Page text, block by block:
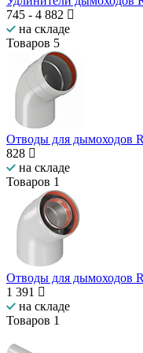
745 - 4 882
на складе
Товаров 5
Отводы для дымоходов
828
на складе
Товаров 1
Отводы для дымоходов
1 391
на складе
Товаров 1